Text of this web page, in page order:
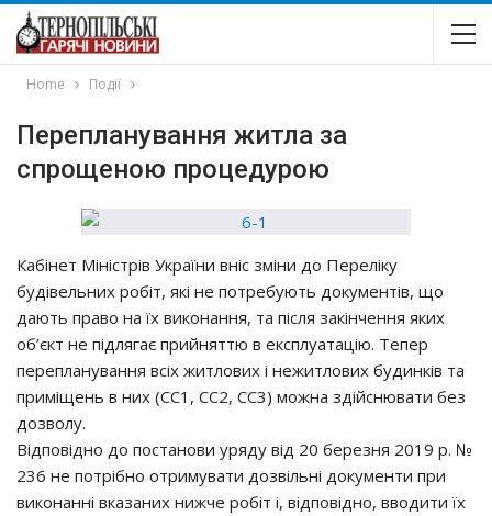
Home Події
Перепланування житла за
спрощеною процедурою
Кабінет Міністрів України вніс зміни до Переліку
будівельних робіт, які не потребують документів, що
дають право на їх виконання, та після закінчення яких
об’єкт не підлягає прийняттю в експлуатацію. Тепер
перепланування всіх житлових і нежитлових будинків та
приміщень в них (СС1, СС2, СС3) можна здійснювати без
дозволу.
Відповідно до постанови уряду від 20 березня 2019 р. №
236 не потрібно отримувати дозвільні документи при
виконанні вказаних нижче робіт і, відповідно, вводити їх